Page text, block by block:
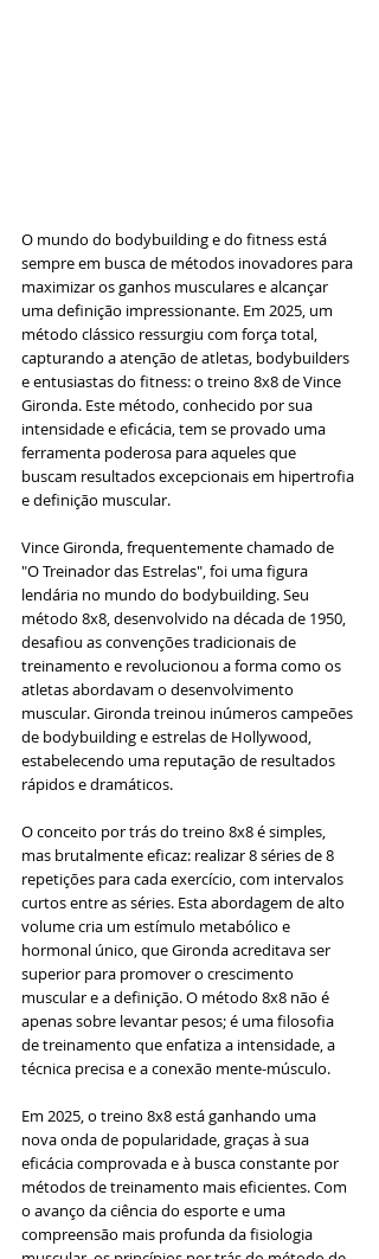
O mundo do bodybuilding e do fitness está
sempre em busca de métodos inovadores para
maximizar os ganhos musculares e alcançar
uma definição impressionante. Em 2025, um
método clássico ressurgiu com força total,
capturando a atenção de atletas, bodybuilders
e entusiastas do fitness: o treino 8x8 de Vince
Gironda. Este método, conhecido por sua
intensidade e eficácia, tem se provado uma
ferramenta poderosa para aqueles que
buscam resultados excepcionais em hipertrofia
e definição muscular.
Vince Gironda, frequentemente chamado de
"O Treinador das Estrelas", foi uma figura
lendária no mundo do bodybuilding. Seu
método 8x8, desenvolvido na década de 1950,
desafiou as convenções tradicionais de
treinamento e revolucionou a forma como os
atletas abordavam o desenvolvimento
muscular. Gironda treinou inúmeros campeões
de bodybuilding e estrelas de Hollywood,
estabelecendo uma reputação de resultados
rápidos e dramáticos.
O conceito por trás do treino 8x8 é simples,
mas brutalmente eficaz: realizar 8 séries de 8
repetições para cada exercício, com intervalos
curtos entre as séries. Esta abordagem de alto
volume cria um estímulo metabólico e
hormonal único, que Gironda acreditava ser
superior para promover o crescimento
muscular e a definição. O método 8x8 não é
apenas sobre levantar pesos; é uma filosofia
de treinamento que enfatiza a intensidade, a
técnica precisa e a conexão mente-músculo.
Em 2025, o treino 8x8 está ganhando uma
nova onda de popularidade, graças à sua
eficácia comprovada e à busca constante por
métodos de treinamento mais eficientes. Com
o avanço da ciência do esporte e uma
compreensão mais profunda da fisiologia